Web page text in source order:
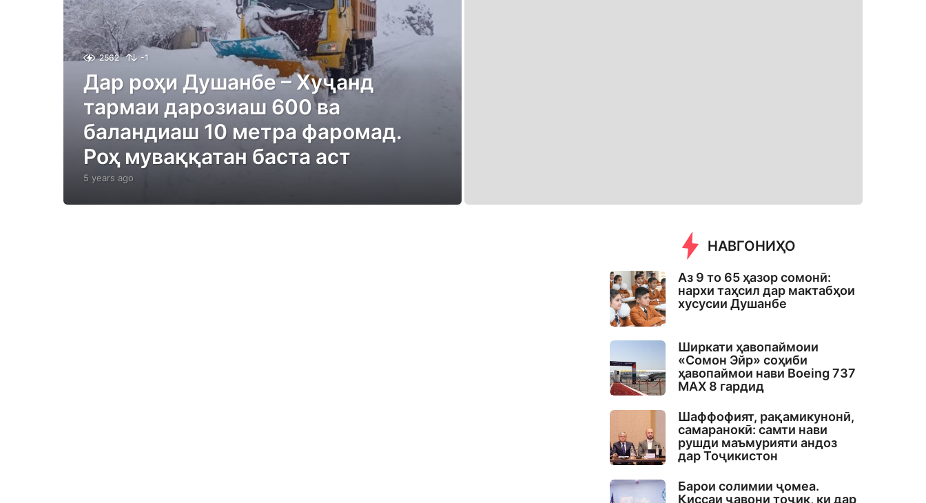
2562 -1
Дар роҳи Душанбе – Хуҷанд
тармаи дарозиаш 600 ва
баландиаш 10 метра фаромад.
Роҳ муваққатан баста аст
5 years ago
e
НАВГОНИҲО
Аз 9 то 65 ҳазор сомонӣ:
нархи таҳсил дар мактабҳои
хусусии Душанбе
Ширкати ҳавопаймоии
«Сомон Эйр» соҳиби
ҳавопаймои нави Boeing 737
MAX 8 гардид
Шаффофият, рақамикунонӣ,
самаранокӣ: самти нави
рушди маъмурияти андоз
дар Тоҷикистон
Барои солимии ҷомеа.
Қиссаи ҷавони тоҷик, ки дар